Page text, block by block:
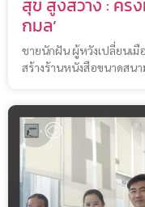
สุข สูงสว่าง : ครั้
กมล’
ชายนักฝัน ผู้หวังเปลี่ยนเมื
สร้างร้านหนังสือขนาดสน